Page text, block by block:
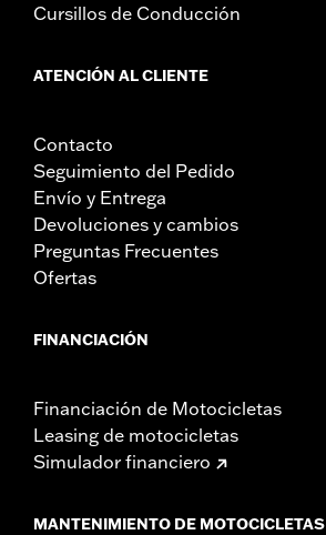
Cursillos de Conducción
ATENCIÓN AL CLIENTE
Contacto
Seguimiento del Pedido
Envío y Entrega
Devoluciones y cambios
Preguntas Frecuentes
Ofertas
FINANCIACIÓN
Financiación de Motocicletas
Leasing de motocicletas
Simulador financiero
MANTENIMIENTO DE MOTOCICLETAS